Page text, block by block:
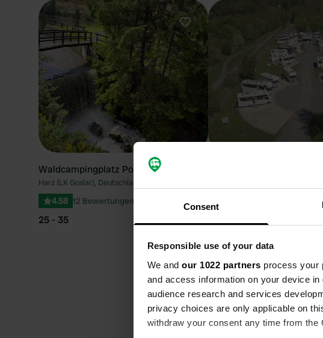
Consent
Responsible use of your data
We and our 1022 partners process your
and access information on your device
audience research and services
privacy choices are only applicable on
withdraw your consent any time from
Favorit
Waldcampingplatz Polstertal
Harz (LK Goslar), Deutschland
4.58 12 Bewertungen
25 - 35
Beste Jahreszeit
besuchen
Für Wohnmobilfahrer stellt sich oft
Vellberg zu fahren. Jede Jahreszeit